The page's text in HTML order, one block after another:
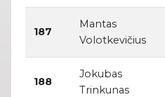
187
Mantas
Volotkevičius
188
Jokubas
Trinkunas